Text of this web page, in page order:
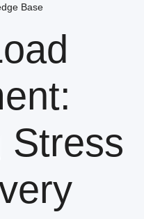
Base
Stress